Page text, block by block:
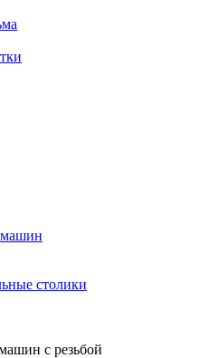
столики
с резьбой